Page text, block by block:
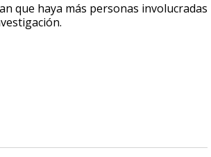
que haya más personas involucradas